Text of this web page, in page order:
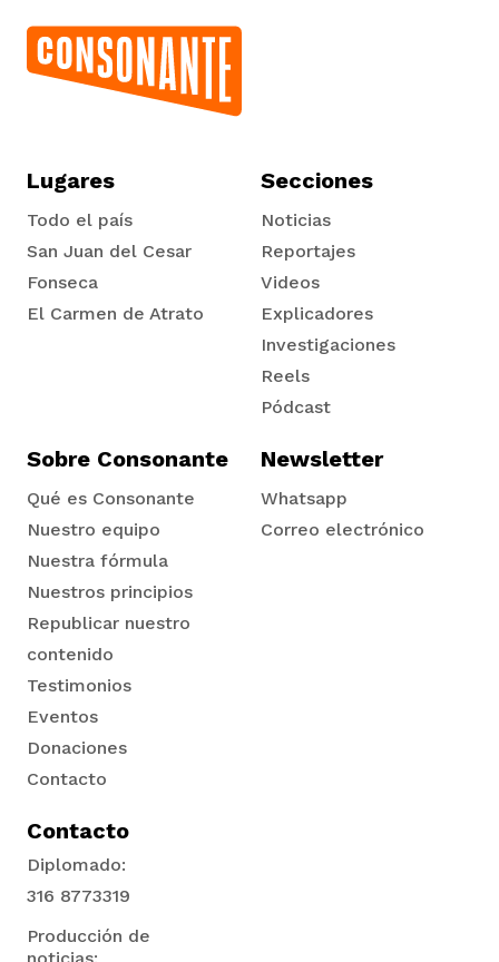
Lugares
Todo el país
San Juan del Cesar
Fonseca
El Carmen de Atrato
Secciones
Noticias
Reportajes
Videos
Explicadores
Investigaciones
Reels
Pódcast
Sobre Consonante
Qué es Consonante
Nuestro equipo
Nuestra fórmula
Nuestros principios
Republicar nuestro
contenido
Testimonios
Eventos
Donaciones
Contacto
Newsletter
Whatsapp
Correo electrónico
Contacto
Diplomado:
316 8773319
Producción de
noticias: